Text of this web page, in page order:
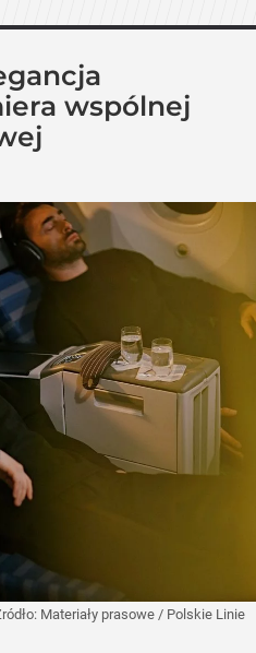
wspólnej
Materiały prasowe / Polskie Linie